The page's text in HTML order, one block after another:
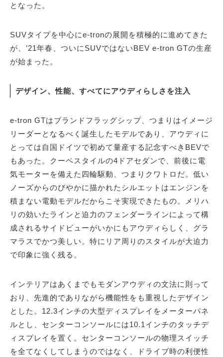
となった。
SUVタイプを中心にe-tronの展開を積極的に進めてきた
が、’21年春、ついにSUVではないBEV e-tron GTの生産
が始まった。
デザイン、性能、すべてにアウディらしさを注入
e-tron GTはブランドフラッグシップ、つまりはイメージ
リーダーとなるべく誕生したモデルであり、アウディに
とっては自国ドイツで初めて量産する記念すべきBEVで
もあった。クーペスタイルの4ドアセダンで、前後に電
気モーターを備えた四輪駆動、つまりクワトロだ。低い
ノーズからのびやかに描かれたシルエットはエンジンを
積まない電動モデルだからこそ実現できたもの。メリハ
リの効いたラインと迫力のフェンダーラインによって構
成されるサイドビューがいかにもアウディらしく、グラ
マラスでかつ美しい。特にリア周りのスタイルが大迫力
で印象に強く残る。
インテリアはあくまでもモダンアウディの文法に則って
おり、先進的でありながら機能性をも重視したデザイン
とした。12.3インチの大型ディスプレイをメーターパネ
ルとし、センターコンソールには10.1インチのタッチデ
ィスプレイを置く。センターコンソールの物理スイッチ
を全てなくしてしまうのではなく、ドライブ時の利便性